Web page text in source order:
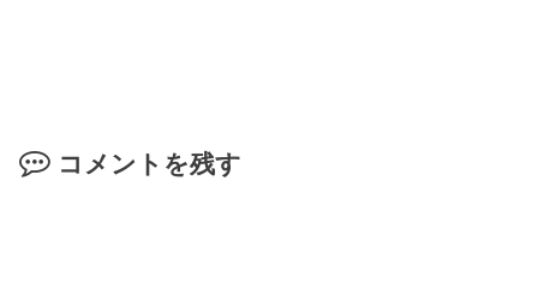
コメントを残す